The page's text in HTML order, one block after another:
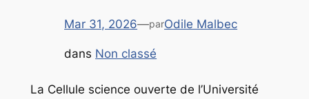
Mar 31, 2026—parOdile Malbec
dans Non classé
La Cellule science ouverte de l’Université